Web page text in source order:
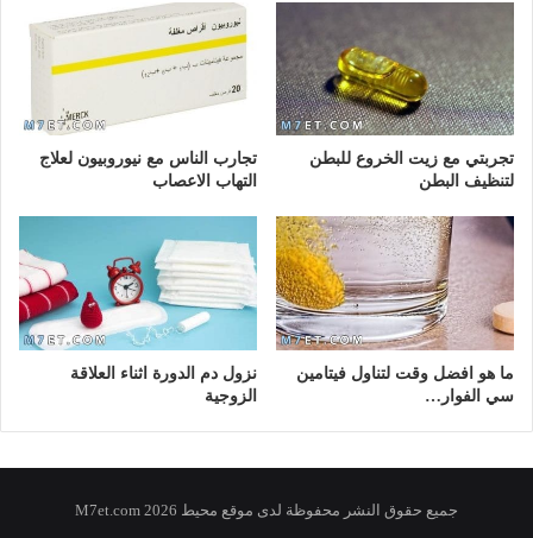
تجربتي مع زيت الخروع للبطن
لتنظيف البطن
تجارب الناس مع نيوروبيون لعلاج
التهاب الاعصاب
ما هو افضل وقت لتناول فيتامين
سي الفوار…
نزول دم الدورة اثناء العلاقة
الزوجية
جميع حقوق النشر محفوظة لدى موقع محيط 2026 M7et.com